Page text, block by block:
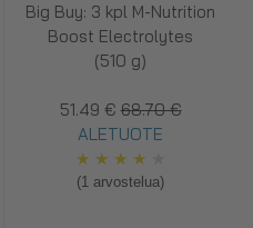
Big Buy: 3 kpl M-Nutrition
Boost Electrolytes
(510 g)
51.49 € 68.70 €
ALETUOTE
★ ★ ★ ★
(1 arvostelua)